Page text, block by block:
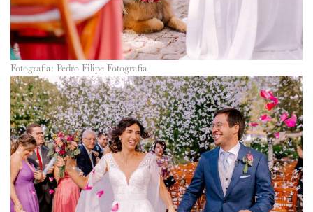
Fotografia: Pedro Filipe Fotografia